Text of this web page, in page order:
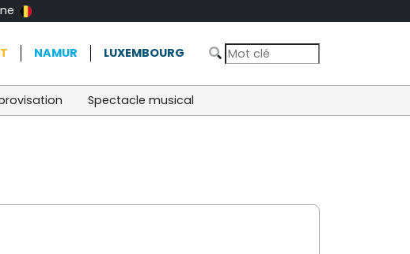
NAMUR LUXEMBOURG
Spectacle musical